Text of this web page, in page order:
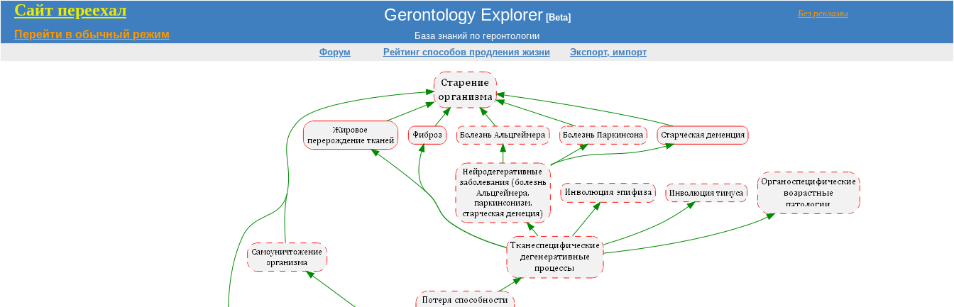
Без рекламы
Сайт переехал Gerontology Explorer [Beta]
База знаний по геронтологии
Перейти в обычный режим
Форум Рейтинг способов продления жизни Экспорт, импорт